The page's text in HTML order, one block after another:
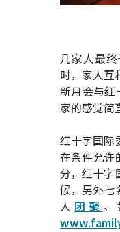
几家人最
时，家人互
新月会与红
家的感觉简
红十字国际
在条件允许
分，红十字
候，另外七
人 团聚